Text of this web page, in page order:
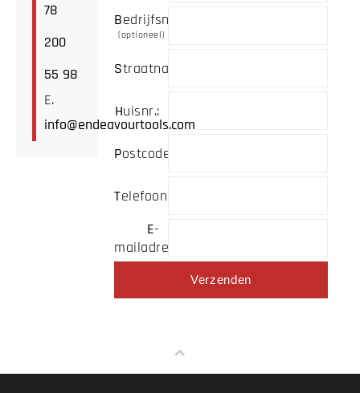
78
200
55 98
E.
info@endeavourtools.com
bedrijfsnaam:
optioneel
Straatnaam:
Huisnr.:
Postcode:
telefoonnr.:
e-
mailadres: